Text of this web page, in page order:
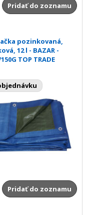
Pridať do zoznamu
pozinkovaná,
12 l - BAZAR -
TOP TRADE
Pridať do zoznamu